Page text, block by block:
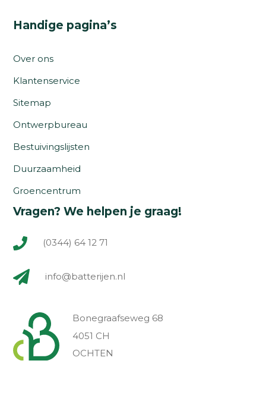
Handige pagina’s
Over ons
Klantenservice
Sitemap
Ontwerpbureau
Bestuivingslijsten
Duurzaamheid
Groencentrum
Vragen? We helpen je graag!
(0344) 64 12 71
info@batterijen.nl
Bonegraafseweg 68
4051 CH
OCHTEN